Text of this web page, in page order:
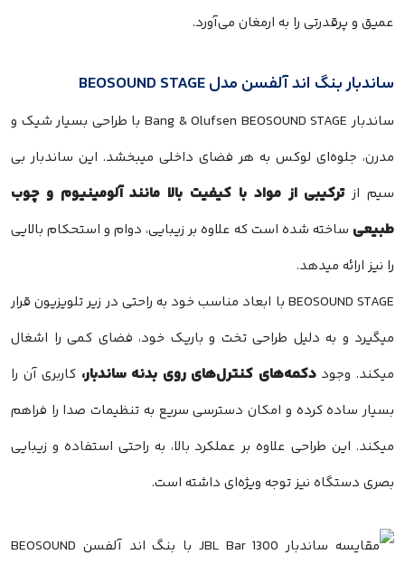
عمیق و پرقدرتی را به ارمغان می‌آورد.
ساندبار بنگ اند آلفسن مدل BEOSOUND STAGE
ساندبار Bang & Olufsen BEOSOUND STAGE با طراحی بسیار شیک و
مدرن، جلوه‌ای لوکس به هر فضای داخلی میبخشد. این ساندبار بی
سیم ازترکیبی از مواد با کیفیت بالا مانند آلومینیوم و چوب
طبیعی ساخته شده است که علاوه بر زیبایی، دوام و استحکام بالایی
را نیز ارائه میدهد.
BEOSOUND STAGE با ابعاد مناسب خود به راحتی در زیر تلویزیون قرار
میگیرد و به دلیل طراحی تخت و باریک خود، فضای کمی را اشغال
میکند. وجوددکمه‌های کنترل‌های روی بدنه ساندبار، کاربری آن را
بسیار ساده کرده و امکان دسترسی سریع به تنظیمات صدا را فراهم
میکند. این طراحی علاوه بر عملکرد بالا، به راحتی استفاده و زیبایی
بصری دستگاه نیز توجه ویژه‌ای داشته است.